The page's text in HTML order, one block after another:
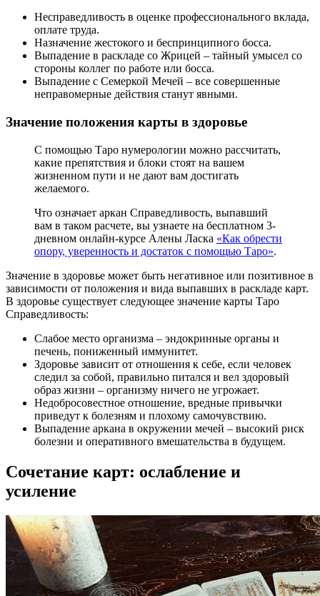
Несправедливость в оценке профессионального вклада,
оплате труда.
Назначение жестокого и беспринципного босса.
Выпадение в раскладе со Жрицей – тайный умысел со
стороны коллег по работе или босса.
Выпадение с Семеркой Мечей – все совершенные
неправомерные действия станут явными.
Значение положения карты в здоровье
С помощью Таро нумерологии можно рассчитать,
какие препятствия и блоки стоят на вашем
жизненном пути и не дают вам достигать
желаемого.
Что означает аркан Справедливость, выпавший
вам в таком расчете, вы узнаете на бесплатном 3-
дневном онлайн-курсе Алены Ласка «Как обрести
опору, уверенность и достаток с помощью Таро».
Значение в здоровье может быть негативное или позитивное в
зависимости от положения и вида выпавших в раскладе карт.
В здоровье существует следующее значение карты Таро
Справедливость:
Слабое место организма – эндокринные органы и
печень, пониженный иммунитет.
Здоровье зависит от отношения к себе, если человек
следил за собой, правильно питался и вел здоровый
образ жизни – организму ничего не угрожает.
Недобросовестное отношение, вредные привычки
приведут к болезням и плохому самочувствию.
Выпадение аркана в окружении мечей – высокий риск
болезни и оперативного вмешательства в будущем.
Сочетание карт: ослабление и
усиление